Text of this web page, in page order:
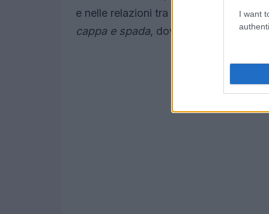
I want
e nelle relazioni tra i membri e gli
cappa e spada, dove nemici insidiosi